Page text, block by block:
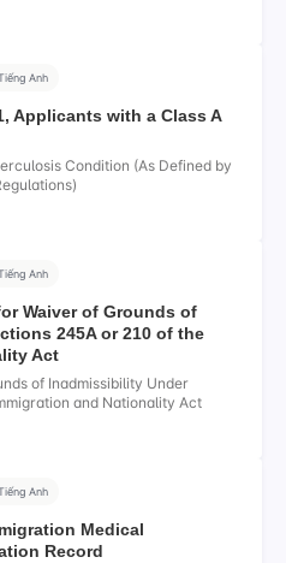
Anh
Applicants with a Class A
Condition (As Defined by
Anh
Waiver of Grounds of
245A or 210 of the
Act
of Inadmissibility Under
and Nationality Act
Anh
Medical
Record